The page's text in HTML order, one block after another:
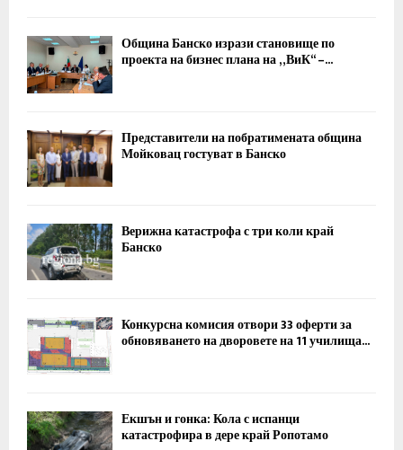
Община Банско изрази становище по
проекта на бизнес плана на „ВиК“ –...
Представители на побратимената община
Мойковац гостуват в Банско
Верижна катастрофа с три коли край
Банско
Конкурсна комисия отвори 33 оферти за
обновяването на дворовете на 11 училища...
Екшън и гонка: Кола с испанци
катастрофира в дере край Ропотамо